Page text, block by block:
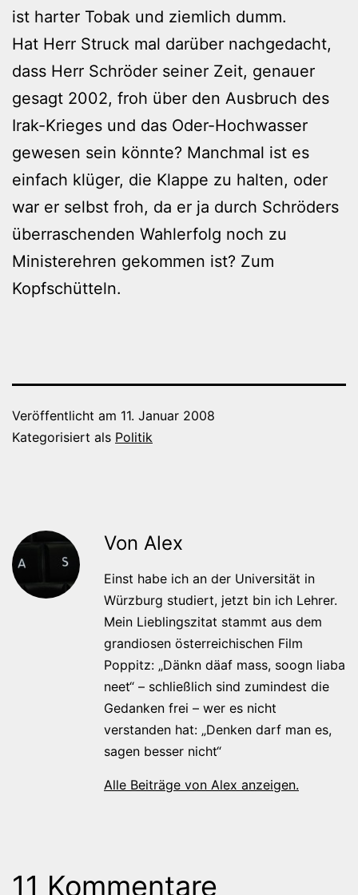
ist harter Tobak und ziemlich dumm.
Hat Herr Struck mal darüber nachgedacht,
dass Herr Schröder seiner Zeit, genauer
gesagt 2002, froh über den Ausbruch des
Irak-Krieges und das Oder-Hochwasser
gewesen sein könnte? Manchmal ist es
einfach klüger, die Klappe zu halten, oder
war er selbst froh, da er ja durch Schröders
überraschenden Wahlerfolg noch zu
Ministerehren gekommen ist? Zum
Kopfschütteln.
Veröffentlicht am 11. Januar 2008
Kategorisiert als Politik
Von Alex
Einst habe ich an der Universität in
Würzburg studiert, jetzt bin ich Lehrer.
Mein Lieblingszitat stammt aus dem
grandiosen österreichischen Film
Poppitz: „Dänkn däaf mass, soogn liaba
neet“ – schließlich sind zumindest die
Gedanken frei – wer es nicht
verstanden hat: „Denken darf man es,
sagen besser nicht“
Alle Beiträge von Alex anzeigen.
11 Kommentare